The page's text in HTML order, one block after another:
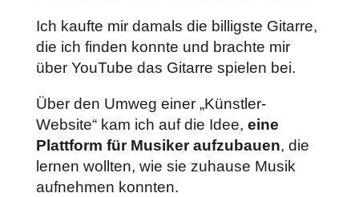
Ich kaufte mir damals die billigste Gitarre,
die ich finden konnte und brachte mir
über YouTube das Gitarre spielen bei.
Über den Umweg einer „Künstler-
Website“ kam ich auf die Idee, eine
Plattform für Musiker aufzubauen, die
lernen wollten, wie sie zuhause Musik
aufnehmen konnten.